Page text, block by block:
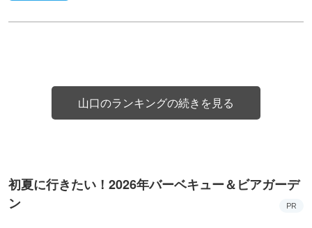
山口のランキングの続きを見る
初夏に行きたい！2026年バーベキュー＆ビアガーデ
ン
PR